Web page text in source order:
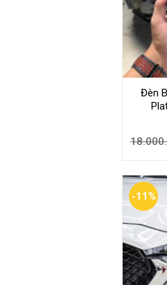
Đèn
-11%